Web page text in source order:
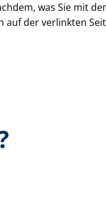
was Sie mit
auf der verlinkten